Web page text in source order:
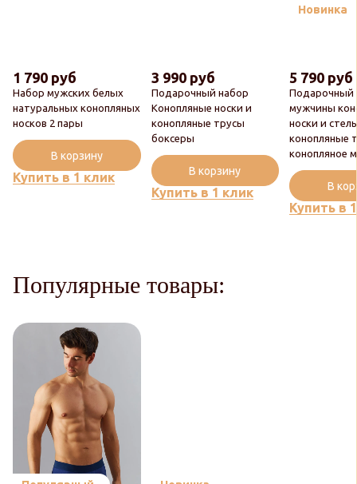
Набор мужских белых
натуральных конопляных
носков 2 пары
1 790 руб
Купить в 1 клик
В корзину
Подарочный набор
Конопляные носки и
конопляные трусы
боксеры
3 990 руб
Купить в 1 клик
В корзину
Новинка
Подарочный
мужчины
носки и
конопляные
конопляное
5 790 руб
Купить в
В
Популярные товары: